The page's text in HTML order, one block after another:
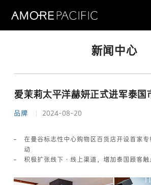
新闻中心
爱茉莉太平洋赫妍正式进军泰国
品牌 2024-08-20
在曼谷标志性中心购物区百货店开设首家
动
积极扩张线下·线上渠道，增加泰国顾客触